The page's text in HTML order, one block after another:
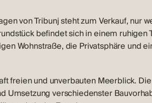
von Tribunj steht zum Verkauf, nur
befindet sich in einem ruhigen
Wohnstraße, die Privatsphäre und
freien und unverbauten Meerblick. Die
verschiedenster